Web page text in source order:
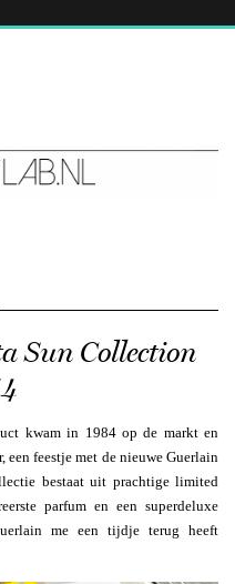
Sun Collection
kwam in 1984 op de markt en
feestje met de nieuwe Guerlain
bestaat uit prachtige limited
parfum en een superdeluxe
me een tijdje terug heeft